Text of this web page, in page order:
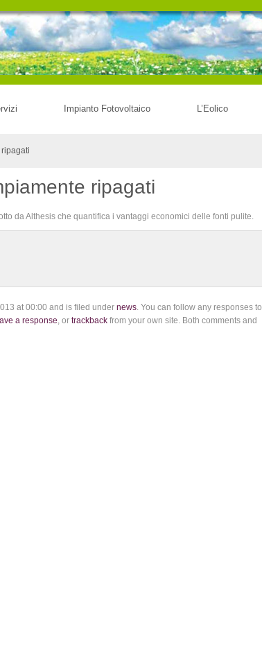
Impianto Fotovoltaico L’Eolico
ripagati
da Althesis che quantifica i vantaggi economici delle fonti pulite.
at 00:00 and is filed under news. You can follow any responses to
a response, or trackback from your own site. Both comments and